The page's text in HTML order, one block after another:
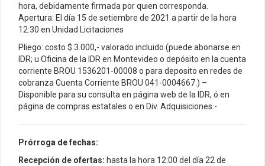
hora, debidamente firmada por quien corresponda.
Apertura: El día 15 de setiembre de 2021 a partir de la hora
12:30 en Unidad Licitaciones
Pliego: costo $ 3.000,- valorado incluido (puede abonarse en
IDR; u Oficina de la IDR en Montevideo o depósito en la cuenta
corriente BROU 1536201-00008 o para deposito en redes de
cobranza Cuenta Corriente BROU 041-0004667.) –
Disponible para su consulta en página web de la IDR, ó en
página de compras estatales o en Div. Adquisiciones.-
Prórroga de fechas:
Recepción de ofertas: hasta la hora 12:00 del día 22 de